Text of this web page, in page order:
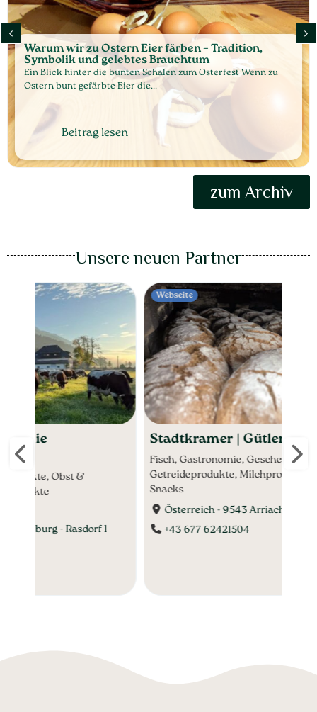
Warum wir zu Ostern Eier färben – Tradition,
Symbolik und gelebtes Brauchtum
Ein Blick hinter die bunten Schalen zum Osterfest Wenn zu
Ostern bunt gefärbte Eier die...
Beitrag lesen
zum Archiv
Unsere neuen Partner
Stadtkramer | Gütler - Arriach
Fisch, Gastronomie, Geschenke, Getränke,
Getreideprodukte, Milchprodukte, Süßes &
Snacks
Österreich - 9543 Arriach - Stadt 1
+43 677 62421504
Webseite